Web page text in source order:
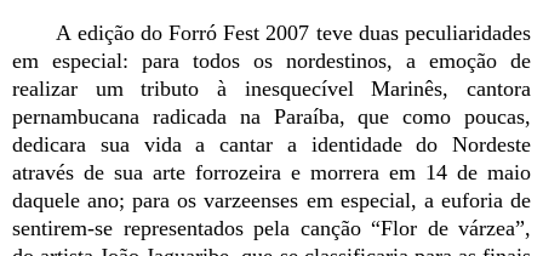
A edição do Forró Fest 2007 teve duas peculiaridades
em especial: para todos os nordestinos, a emoção de
realizar um tributo à inesquecível Marinês, cantora
pernambucana radicada na Paraíba, que como poucas,
dedicara sua vida a cantar a identidade do Nordeste
através de sua arte forrozeira e morrera em 14 de maio
daquele ano; para os varzeenses em especial, a euforia de
sentirem-se representados pela canção “Flor de várzea”,